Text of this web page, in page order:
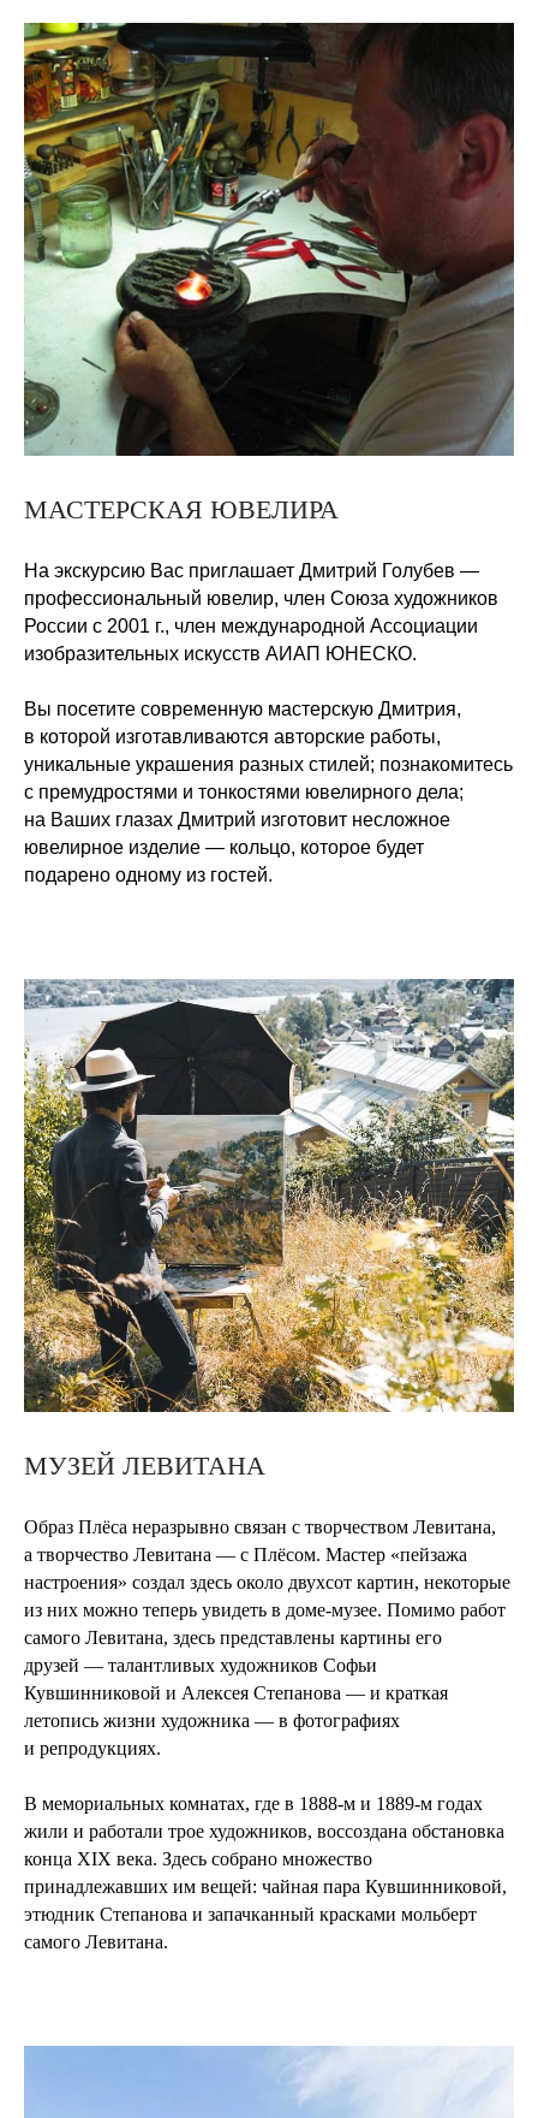
МАСТЕРСКАЯ ЮВЕЛИРА
На экскурсию Вас приглашает Дмитрий Голубев —
профессиональный ювелир, член Союза художников
России с 2001 г., член международной Ассоциации
изобразительных искусств АИАП ЮНЕСКО.
Вы посетите современную мастерскую Дмитрия,
в которой изготавливаются авторские работы,
уникальные украшения разных стилей; познакомитесь
с премудростями и тонкостями ювелирного дела;
на Ваших глазах Дмитрий изготовит несложное
ювелирное изделие — кольцо, которое будет
подарено одному из гостей.
МУЗЕЙ ЛЕВИТАНА
Образ Плёса неразрывно связан с творчеством Левитана,
а творчество Левитана — с Плёсом. Мастер «пейзажа
настроения» создал здесь около двухсот картин, некоторые
из них можно теперь увидеть в доме-музее. Помимо работ
самого Левитана, здесь представлены картины его
друзей — талантливых художников Софьи
Кувшинниковой и Алексея Степанова — и краткая
летопись жизни художника — в фотографиях
и репродукциях.
В мемориальных комнатах, где в 1888-м и 1889-м годах
жили и работали трое художников, воссоздана обстановка
конца XIX века. Здесь собрано множество
принадлежавших им вещей: чайная пара Кувшинниковой,
этюдник Степанова и запачканный красками мольберт
самого Левитана.